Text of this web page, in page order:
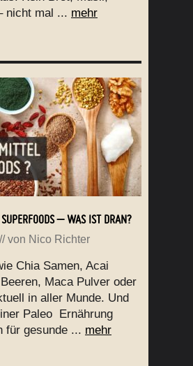
nicht mal ... mehr
– WAS IST DRAN?
// von Nico Richter
Chia Samen, Acai
Maca Pulver oder
in aller Munde. Und
Paleo Ernährung
für gesunde ... mehr